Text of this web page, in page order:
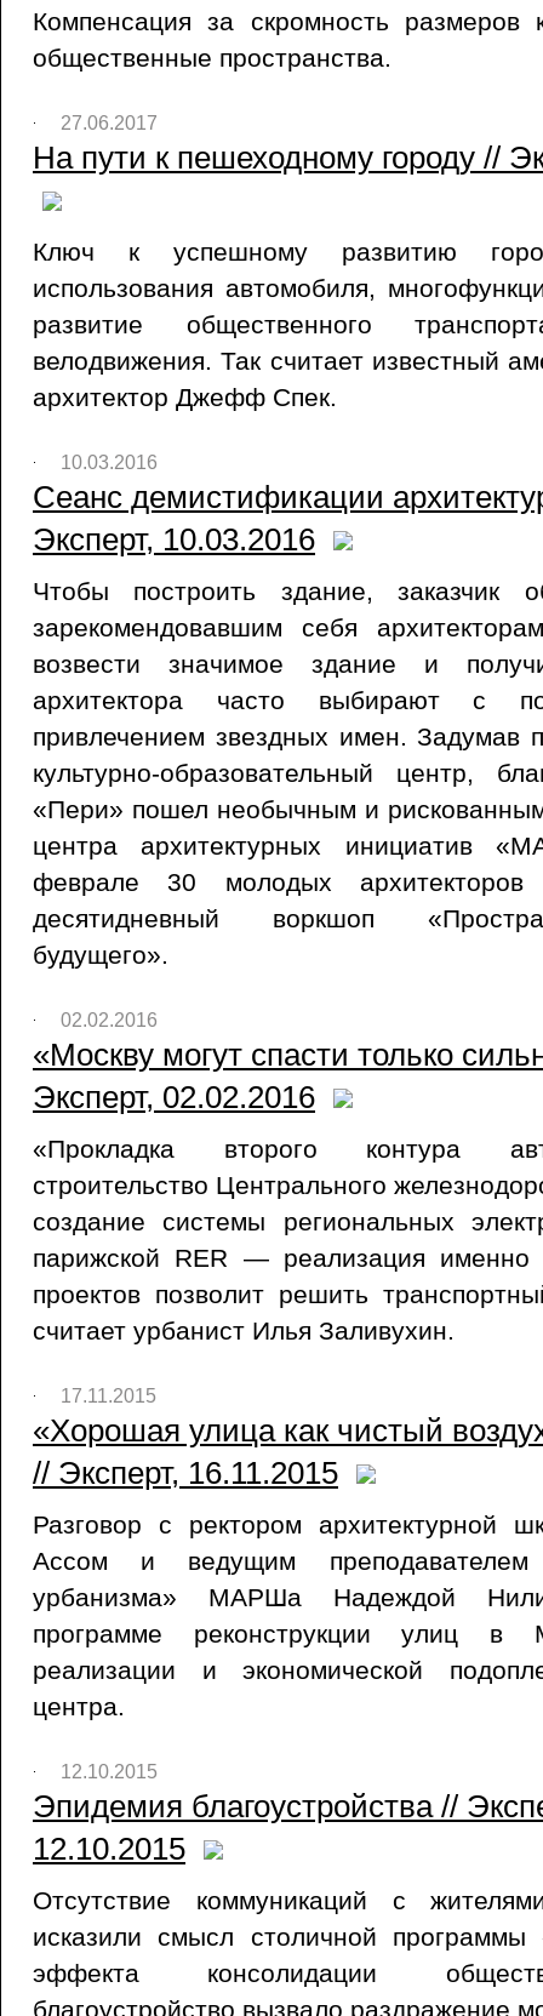
Компенсация за скромность
общественные пространства.
27.06.2017
На пути к пешеходному городу //
Ключ к успешному развитию
использования автомобиля,
развитие общественного
велодвижения. Так считает известный
архитектор Джефф Спек.
10.03.2016
Сеанс демистификации
Эксперт, 10.03.2016
Чтобы построить здание, заказчик
зарекомендовавшим себя
возвести значимое здание и
архитектора часто выбирают с
привлечением звездных имен. Задумав
культурно-образовательный центр,
«Пери» пошел необычным и
центра архитектурных инициатив
феврале 30 молодых
десятидневный воркшоп
будущего».
02.02.2016
«Москву могут спасти только
Эксперт, 02.02.2016
«Прокладка второго контура
строительство Центрального
создание системы региональных
парижской RER — реализация именно
проектов позволит решить
считает урбанист Илья Заливухин.
17.11.2015
«Хорошая улица как чистый
// Эксперт, 16.11.2015
Разговор с ректором архитектурной
Ассом и ведущим
урбанизма» МАРШа Надеждой
программе реконструкции улиц в
реализации и экономической
центра.
12.10.2015
Эпидемия благоустройства //
12.10.2015
Отсутствие коммуникаций с
исказили смысл столичной
эффекта консолидации
благоустройство вызвало раздражение